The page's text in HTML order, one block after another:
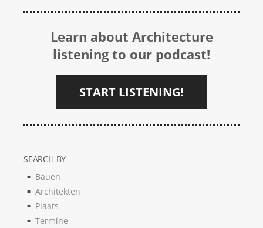
Learn about Architecture
listening to our podcast!
START LISTENING!
SEARCH BY
Bauen
Architekten
Plaats
Termine